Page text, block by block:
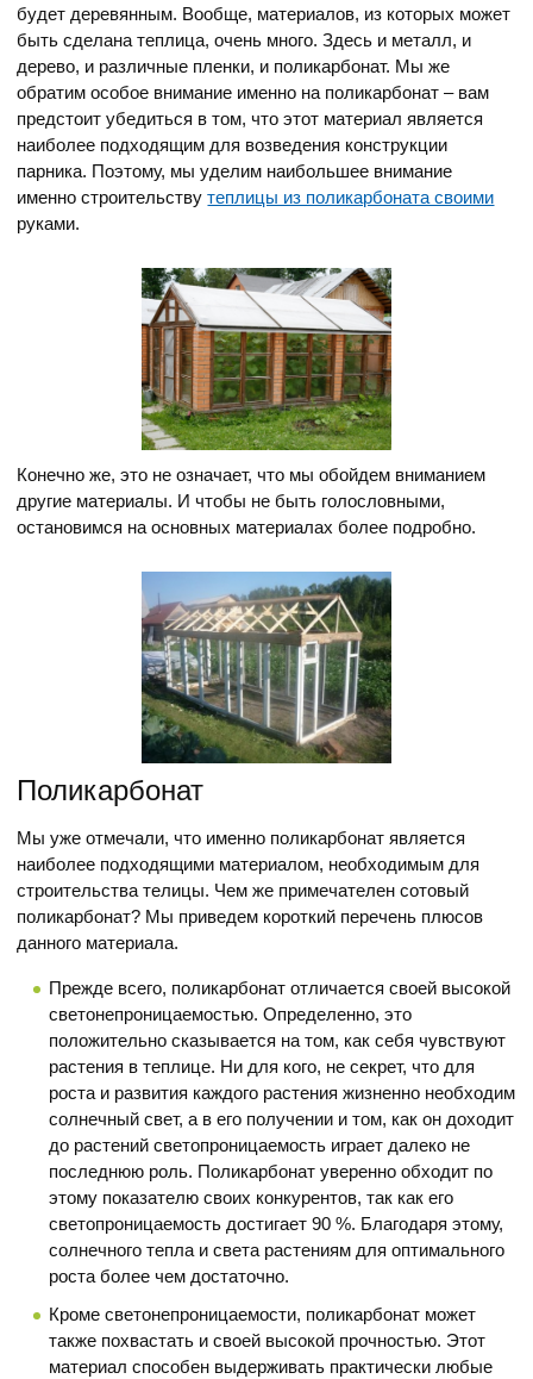
будет деревянным. Вообще, материалов, из которых может
быть сделана теплица, очень много. Здесь и металл, и
дерево, и различные пленки, и поликарбонат. Мы же
обратим особое внимание именно на поликарбонат – вам
предстоит убедиться в том, что этот материал является
наиболее подходящим для возведения конструкции
парника. Поэтому, мы уделим наибольшее внимание
именно строительствутеплицы из поликарбоната своими
руками.
Конечно же, это не означает, что мы обойдем вниманием
другие материалы. И чтобы не быть голословными,
остановимся на основных материалах более подробно.
Поликарбонат
Мы уже отмечали, что именно поликарбонат является
наиболее подходящими материалом, необходимым для
строительства телицы. Чем же примечателен сотовый
поликарбонат? Мы приведем короткий перечень плюсов
данного материала.
Прежде всего, поликарбонат отличается своей высокой
светонепроницаемостью. Определенно, это
положительно сказывается на том, как себя чувствуют
растения в теплице. Ни для кого, не секрет, что для
роста и развития каждого растения жизненно необходим
солнечный свет, а в его получении и том, как он доходит
до растений светопроницаемость играет далеко не
последнюю роль. Поликарбонат уверенно обходит по
этому показателю своих конкурентов, так как его
светопроницаемость достигает 90 %. Благодаря этому,
солнечного тепла и света растениям для оптимального
роста более чем достаточно.
Кроме светонепроницаемости, поликарбонат может
также похвастать и своей высокой прочностью. Этот
материал способен выдерживать практически любые